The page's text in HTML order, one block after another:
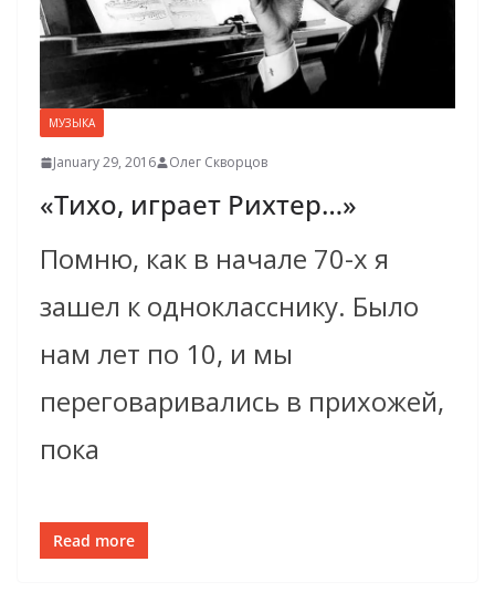
МУЗЫКА
January 29, 2016 Олег Скворцов
«Тихо, играет Рихтер…»
Помню, как в начале 70-х я
зашел к однокласснику. Было
нам лет по 10, и мы
переговаривались в прихожей,
пока
Read more